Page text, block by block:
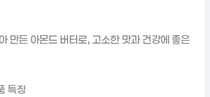
만든 아몬드 버터로, 고소한 맛과 건강에 좋은
특징